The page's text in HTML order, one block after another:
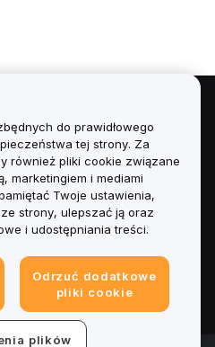
do prawidłowego
tej strony. Za
również pliki cookie związane
marketingiem i mediami
Twoje ustawienia,
strony, ulepszać ją oraz
i udostępniania treści.
Odrzuć dodatkowe
pliki cookie
plików